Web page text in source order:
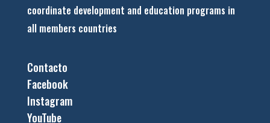
coordinate development and education programs in
all members countries
Contacto
Facebook
Instagram
YouTube